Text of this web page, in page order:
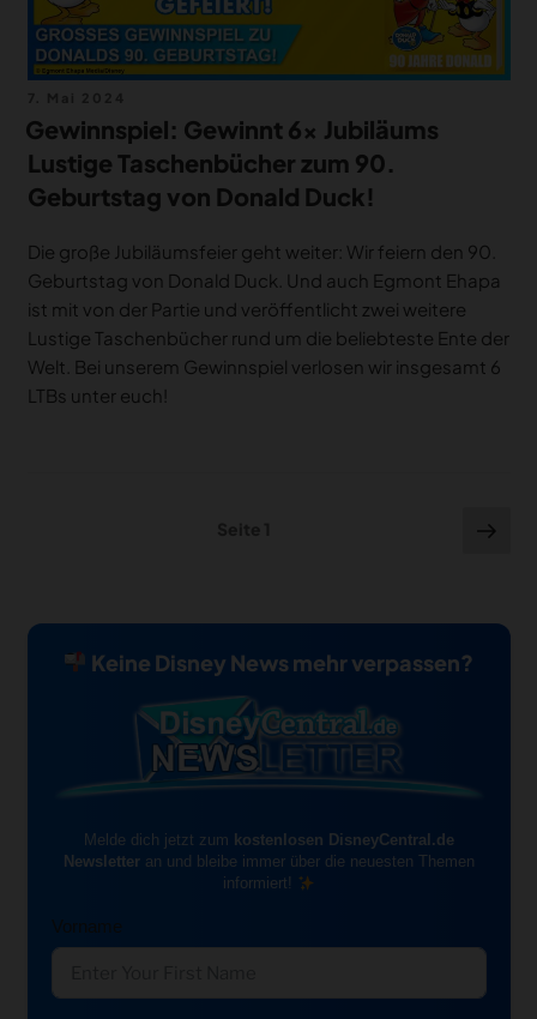
am
Gewinnspiel: Gewinnt 6x Jubiläums
Lustige Taschenbücher zum 90.
Geburtstag von Donald Duck!
Die große Jubiläumsfeier geht weiter: Wir feiern den 90.
Geburtstag von Donald Duck. Und auch Egmont Ehapa
ist mit von der Partie und veröffentlicht zwei weitere
Lustige Taschenbücher rund um die beliebteste Ente der
Welt. Bei unserem Gewinnspiel verlosen wir insgesamt 6
LTBs unter euch!
Keine Disney News mehr verpassen?
Melde dich jetzt zum kostenlosen DisneyCentral.de
Newsletteran und bleibe immer über die neuesten Themen
informiert!
Vorname